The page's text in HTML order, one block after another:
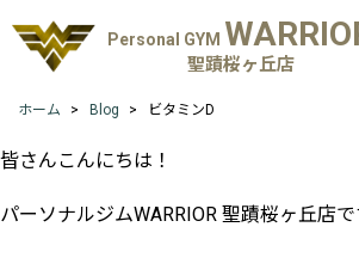
Personal GYM
聖蹟桜ヶ丘店
ホーム Blog ビタミンD
皆さんこんにちは！
パーソナルジムWARRIOR 聖蹟桜ヶ丘店で